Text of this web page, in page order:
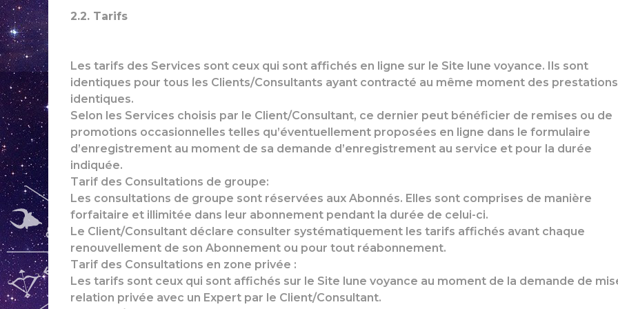
2.2. Tarifs
Les tarifs des Services sont ceux qui sont affichés en ligne sur le Site lune voyance. Ils sont
identiques pour tous les Clients/Consultants ayant contracté au même moment des prestations
identiques.
Selon les Services choisis par le Client/Consultant, ce dernier peut bénéficier de remises ou de
promotions occasionnelles telles qu’éventuellement proposées en ligne dans le formulaire
d’enregistrement au moment de sa demande d’enregistrement au service et pour la durée
indiquée.
Tarif des Consultations de groupe:
Les consultations de groupe sont réservées aux Abonnés. Elles sont comprises de manière
forfaitaire et illimitée dans leur abonnement pendant la durée de celui-ci.
Le Client/Consultant déclare consulter systématiquement les tarifs affichés avant chaque
renouvellement de son Abonnement ou pour tout réabonnement.
Tarif des Consultations en zone privée :
Les tarifs sont ceux qui sont affichés sur le Site lune voyance au moment de la demande de
relation privée avec un Expert par le Client/Consultant.